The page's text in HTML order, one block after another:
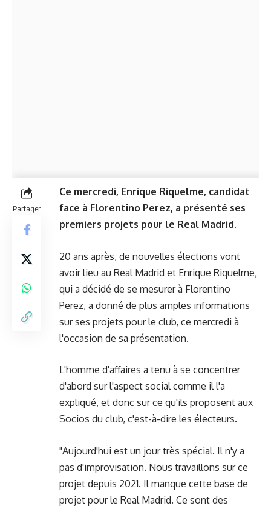
Partager
Ce mercredi, Enrique Riquelme, candidat
face à Florentino Perez, a présenté ses
premiers projets pour le Real Madrid.
20 ans après, de nouvelles élections vont
avoir lieu au Real Madrid et Enrique Riquelme,
qui a décidé de se mesurer à Florentino
Perez, a donné de plus amples informations
sur ses projets pour le club, ce mercredi à
l'occasion de sa présentation.
L'homme d'affaires a tenu à se concentrer
d'abord sur l'aspect social comme il l'a
expliqué, et donc sur ce qu'ils proposent aux
Socios du club, c'est-à-dire les électeurs.
"Aujourd'hui est un jour très spécial. Il n'y a
pas d'improvisation. Nous travaillons sur ce
projet depuis 2021. Il manque cette base de
projet pour le Real Madrid. Ce sont des